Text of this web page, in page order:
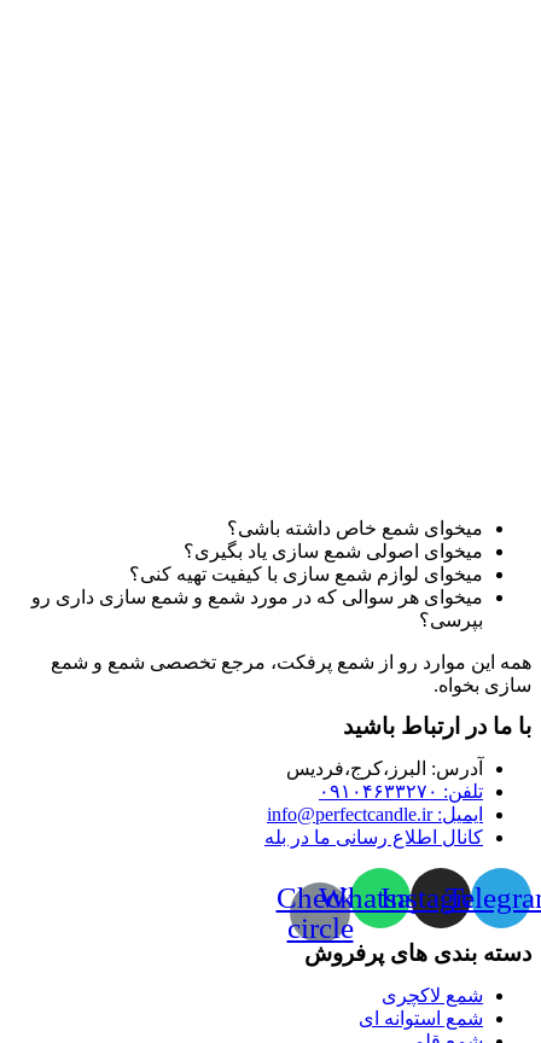
میخوای شمع خاص داشته باشی؟
میخوای اصولی شمع سازی یاد بگیری؟
میخوای لوازم شمع سازی با کیفیت تهیه کنی؟
میخوای هر سوالی که در مورد شمع و شمع سازی داری رو
بپرسی؟
همه این موارد رو از شمع پرفکت، مرجع تخصصی شمع و شمع
سازی بخواه.
با ما در ارتباط باشید
آدرس:‌ البرز،کرج،فردیس
تلفن: ۰۹۱۰۴۶۳۳۲۷۰
ایمیل: info@perfectcandle.ir
کانال اطلاع رسانی ما در بله
Instagram
Whatsapp
Check-
circle
دسته بندی های پرفروش
شمع لاکچری
شمع استوانه ای